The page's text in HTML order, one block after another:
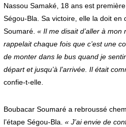
Nassou Samaké, 18 ans est
Ségou-Bla. Sa victoire, elle la doit en
Soumaré. « Il me disait d’aller à
rappelait chaque fois que c’est une
de monter dans le bus quand je
départ et jusqu’à l’arrivée. Il était
confie-t-elle.
Boubacar Soumaré a rebroussé
l’étape Ségou-Bla. « J’ai envie de